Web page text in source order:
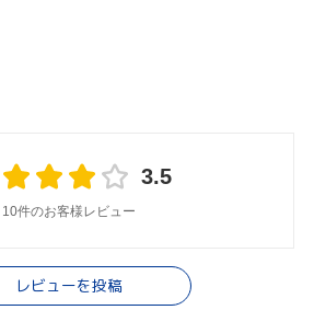
3.5
10件のお客様レビュー
レビューを投稿